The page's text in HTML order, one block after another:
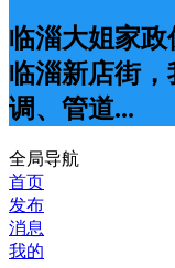
临淄大姐家
临淄新店街
调、管道...
全局导航
首页
发布
消息
我的